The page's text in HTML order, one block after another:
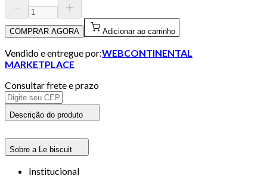
COMPRAR AGORA Adicionar ao carrinho
Vendido e entregue por:WEBCONTINENTAL
MARKETPLACE
Consultar frete e prazo
Descrição do produto
Sobre a Le biscuit
Institucional